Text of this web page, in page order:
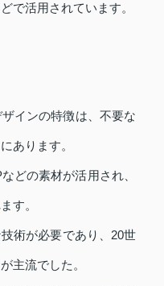
で活用されています。
インの特徴は、不要な
あります。
どの素材が活用され、
す。
術が必要であり、20世
主流でした。